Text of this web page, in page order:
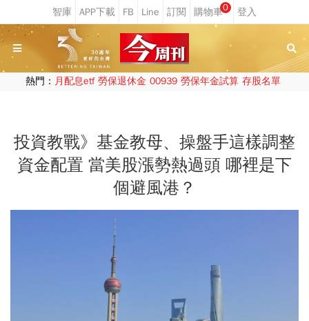
0
熱門： 月配息etf 勞保退休金 00939 勞保年金試算 存股名單
投資教戰》基金教母、操盤手這樣調整
資金配置 當美股漲勢熱過頭 哪裡是下
個避風港？